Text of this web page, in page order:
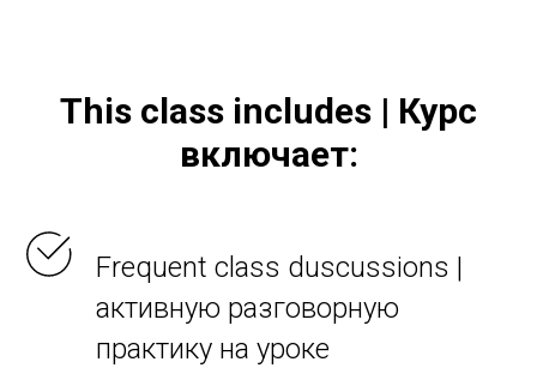
This class includes | Курс
включает:
Frequent class duscussions |
активную разговорную
практику на уроке